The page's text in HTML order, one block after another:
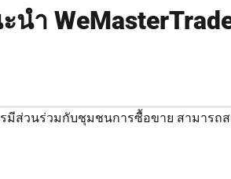
ำ
ส่วนร่วมกับชุมชนการซื้อขาย สามารถส